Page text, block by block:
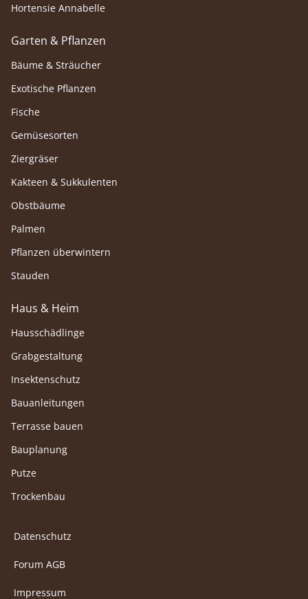
Hortensie Annabelle
Garten & Pflanzen
Bäume & Sträucher
Exotische Pflanzen
Fische
Gemüsesorten
Ziergräser
Kakteen & Sukkulenten
Obstbäume
Palmen
Pflanzen überwintern
Stauden
Haus & Heim
Hausschädlinge
Grabgestaltung
Insektenschutz
Bauanleitungen
Terrasse bauen
Bauplanung
Putze
Trockenbau
Datenschutz
Forum AGB
Impressum